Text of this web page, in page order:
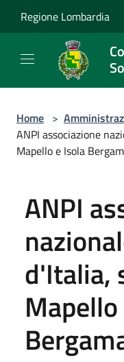
Regione Lombardia
Home >
ANPI associazione
Mapello e Isola
ANPI
d'Italia,